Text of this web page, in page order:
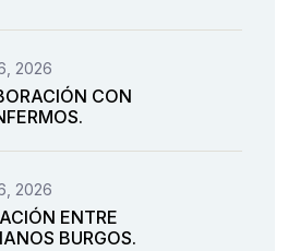
2026
CON
2026
ENTRE
BURGOS.